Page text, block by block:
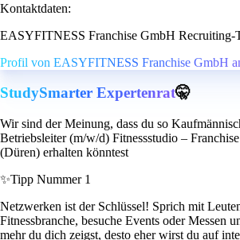
Kontaktdaten:
EASYFITNESS Franchise GmbH Recruiting-
Profil von EASYFITNESS Franchise GmbH
StudySmarter Expertenrat🤫
Wir sind der Meinung, dass du so
Betriebsleiter (m/w/d) Fitnessstudio –
(Düren) erhalten könntest
✨Tipp Nummer 1
Netzwerken ist der Schlüssel! Sprich mit
Fitnessbranche, besuche Events oder Messen
mehr du dich zeigst, desto eher wirst du auf